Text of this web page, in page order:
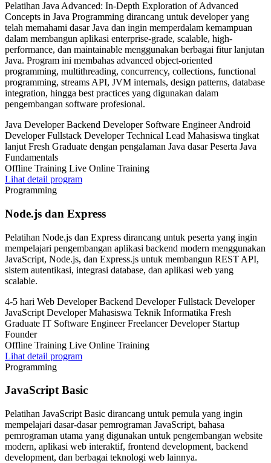
Pelatihan Java Advanced: In-Depth Exploration of Advanced
Concepts in Java Programming dirancang untuk developer yang
telah memahami dasar Java dan ingin memperdalam kemampuan
dalam membangun aplikasi enterprise-grade, scalable, high-
performance, dan maintainable menggunakan berbagai fitur lanjutan
Java. Program ini membahas advanced object-oriented
programming, multithreading, concurrency, collections, functional
programming, streams API, JVM internals, design patterns, database
integration, hingga best practices yang digunakan dalam
pengembangan software profesional.
Java Developer Backend Developer Software Engineer Android
Developer Fullstack Developer Technical Lead Mahasiswa tingkat
lanjut Fresh Graduate dengan pengalaman Java dasar Peserta Java
Fundamentals
Offline Training Live Online Training
Lihat detail program
Programming
Node.js dan Express
Pelatihan Node.js dan Express dirancang untuk peserta yang ingin
mempelajari pengembangan aplikasi backend modern menggunakan
JavaScript, Node.js, dan Express.js untuk membangun REST API,
sistem autentikasi, integrasi database, dan aplikasi web yang
scalable.
4-5 hari Web Developer Backend Developer Fullstack Developer
JavaScript Developer Mahasiswa Teknik Informatika Fresh
Graduate IT Software Engineer Freelancer Developer Startup
Founder
Offline Training Live Online Training
Lihat detail program
Programming
JavaScript Basic
Pelatihan JavaScript Basic dirancang untuk pemula yang ingin
mempelajari dasar-dasar pemrograman JavaScript, bahasa
pemrograman utama yang digunakan untuk pengembangan website
modern, aplikasi web interaktif, frontend development, backend
development, dan berbagai teknologi web lainnya.